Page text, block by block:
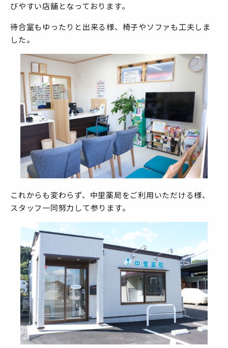
びやすい店舗となっております。
待合室もゆったりと出来る様、椅子やソファも工夫しま
した。
これからも変わらず、中里薬局をご利用いただける様、
スタッフ一同努力して参ります。